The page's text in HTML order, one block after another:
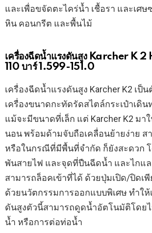
และเพื่อขจัดตะไคร่น้ำ เชื้อรา และเศ
หิน คอนกรีต และพื้นไม้
เครื่องฉีดน้ำแรงดันสูง Karcher K 2
110 บาร์ 1.599-151.0
เครื่องฉีดน้ำแรงดันสูง Karcher K2 เป็
เครื่องขนาดกะทัดรัดสไตล์กระเป๋าเดิน
แม้จะมีขนาดที่เล็ก แต่ Karcher K2 มา
นอน พร้อมด้ามจับถือเคลื่อนย้ายง่าย ส
หรือในกรณีที่มีพื้นที่จำกัด ก็ยังสะดวก
พันสายไฟ และจุดที่ปืนฉีดน้ำ และไกแ
สามารถล็อคเข้าที่ได้ ด้วยปุ่มเปิด/ปิดเพี
ด้วยนวัตกรรมการออกแบบพิเศษ ทำให้
ดันสูงตัวนี้สามารถดูดน้ำอัตโนมัติโดย
น้ำ หรือการต่อท่อน้ำ